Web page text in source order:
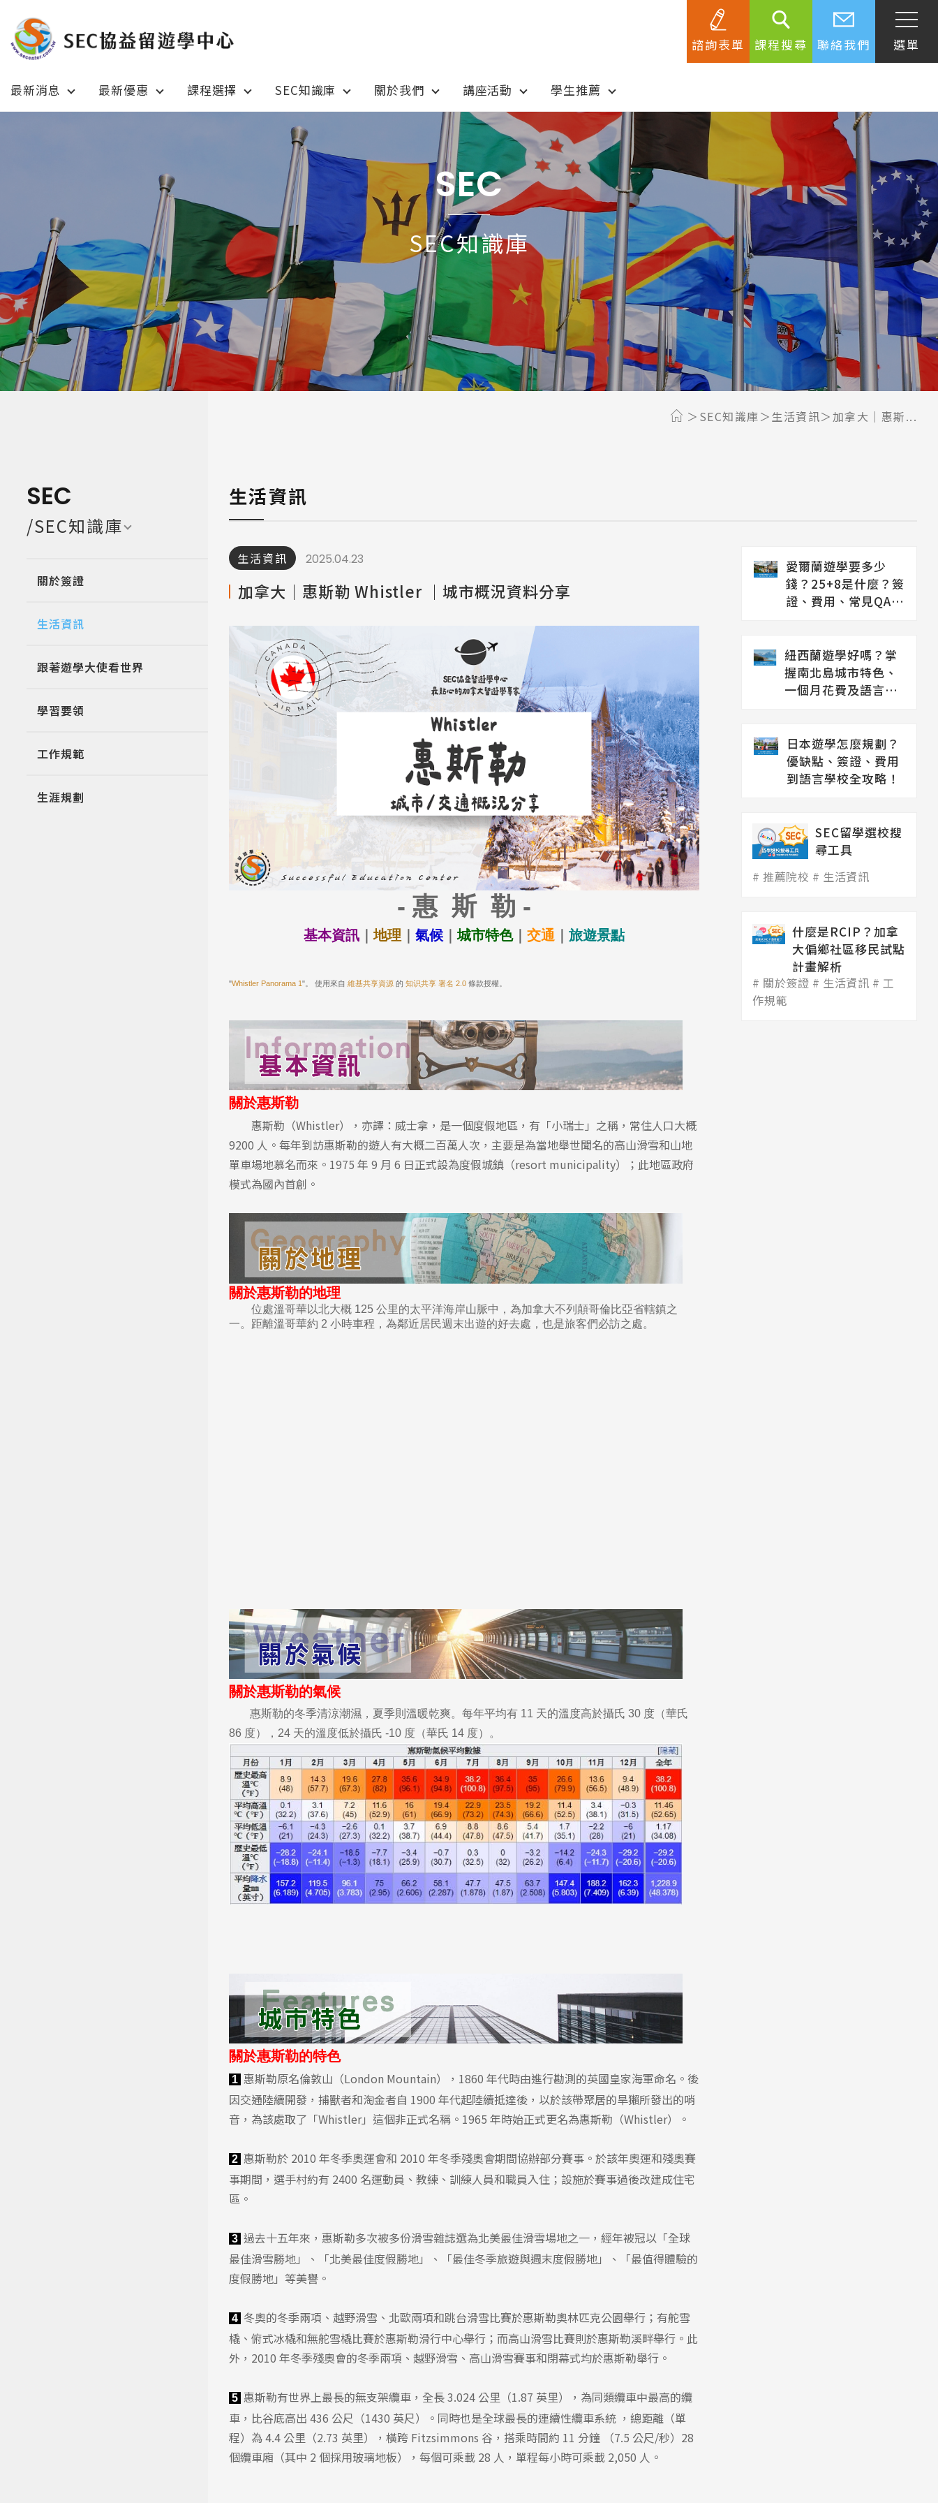
諮詢表單 課程搜尋 聯絡我們 選單
最新消息 最新優惠 課程選擇 SEC知識庫 關於我們 講座活動 學生推薦
熱門搜尋： 護理 加拿大RO 任意門 遊學團 教育學區 Pathway
Latest News
日本 Japan
澳洲 Australia
英國 UK/愛爾蘭 Ireland
美國 USA
寒暑假遊學團 Camp
Promotion
最新優惠
加拿大 Canada
日本 Japan
澳洲 Australia
英國 UK / 愛爾蘭IRELAND
美國 USA
紐西蘭 New Zealand
亞洲 Asia / 其他 Others
Program
課程選擇
語言學校
國高中小學校
專業技職｜海外工讀
寒暑假遊學團
學士碩士
SEC
生活資訊
跟著遊學大使看世界
學習要領
工作規範
生涯規劃
SEC
SEC知識庫
SEC
/SEC知識庫
關於簽證
生活資訊
跟著遊學大使看世界
學習要領
工作規範
生涯規劃
SEC知識庫 生活資訊 加拿大｜惠斯...
生活資訊
生活資訊 2025.04.23
加拿大｜惠斯勒 Whistler ｜城市概況資料分享
- 惠 斯 勒 -
基本資訊 ｜地理 ｜氣候 ｜城市特色｜交通 ｜旅遊景點
"Whistler Panorama 1 "。 使用來自 維基共享資源 的 知识共享 署名 2.0條款授權。
關於惠斯勒
惠斯勒（Whistler），亦譯：威士拿，是一個度假地區，有「小瑞士」之稱，常住人口大概
9200 人。每年到訪惠斯勒的遊人有大概二百萬人次，主要是為當地舉世聞名的高山滑雪和山地
單車場地慕名而來。1975 年 9 月 6 日正式設為度假城鎮（resort municipality）；此地區政府
模式為國內首創。
關於惠斯勒的地理
位處溫哥華以北大概 125 公里的太平洋海岸山脈中，為加拿大不列顛哥倫比亞省轄鎮之
一。距離溫哥華約 2 小時車程，為鄰近居民週末出遊的好去處，也是旅客們必訪之處。
關於惠斯勒的氣候
惠斯勒的冬季清涼潮濕，夏季則溫暖乾爽。每年平均有 11 天的溫度高於攝氏 30 度（華氏
86 度），24 天的溫度低於攝氏 -10 度（華氏 14 度）。
關於惠斯勒的特色
1 惠斯勒原名倫敦山（London Mountain），1860 年代時由進行勘測的英國皇家海軍命名。後
因交通陸續開發，捕獸者和淘金者自 1900 年代起陸續抵達後，以於該帶聚居的旱獺所發出的哨
音，為該處取了「Whistler」這個非正式名稱。1965 年時始正式更名為惠斯勒（Whistler）。
2 惠斯勒於 2010 年冬季奧運會和 2010 年冬季殘奧會期間協辦部分賽事。於該年奧運和殘奧賽
事期間，選手村約有 2400 名運動員、教練、訓練人員和職員入住；設施於賽事過後改建成住宅
區。
3 過去十五年來，惠斯勒多次被多份滑雪雜誌選為北美最佳滑雪場地之一，經年被冠以「全球
最佳滑雪勝地」、「北美最佳度假勝地」、「最佳冬季旅遊與週末度假勝地」、「最值得體驗的
度假勝地」等美譽。
4 冬奧的冬季兩項、越野滑雪、北歐兩項和跳台滑雪比賽於惠斯勒奧林匹克公園舉行；有舵雪
橇、俯式冰橇和無舵雪橇比賽於惠斯勒滑行中心舉行；而高山滑雪比賽則於惠斯勒溪畔舉行。此
外，2010 年冬季殘奧會的冬季兩項、越野滑雪、高山滑雪賽事和閉幕式均於惠斯勒舉行。
5 惠斯勒有世界上最長的無支架纜車，全長 3.024 公里（1.87 英里），為同類纜車中最高的纜
車，比谷底高出 436 公尺（1430 英尺）。同時也是全球最長的連續性纜車系統 ，總距離（單
程）為 4.4 公里（2.73 英里），橫跨 Fitzsimmons 谷，搭乘時間約 11 分鐘 （7.5 公尺/秒）28
個纜車廂（其中 2 個採用玻璃地板），每個可乘載 28 人，單程每小時可乘載 2,050 人。
愛爾蘭遊學要多少
錢？25+8是什麼？簽
證、費用、常見QA解
紐西蘭遊學好嗎？掌
握南北島城市特色、
一個月花費及語言學
日本遊學怎麼規劃？
優缺點、簽證、費用
到語言學校全攻略！
SEC留學選校搜
尋工具
推薦院校 生活資訊
什麼是RCIP？加拿
大偏鄉社區移民試點
計畫解析
關於簽證 生活資訊
工
作規範